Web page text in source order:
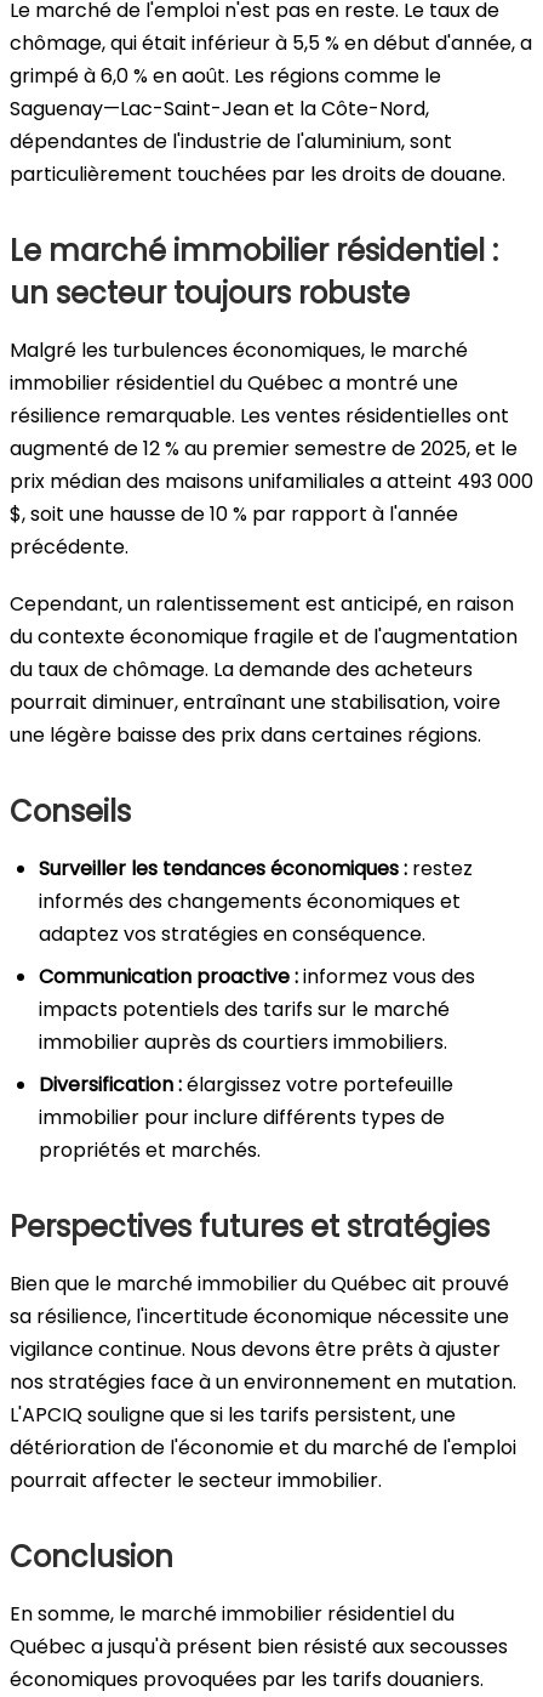
Le marché de l'emploi n'est pas en reste. Le taux de
chômage, qui était inférieur à 5,5 % en début d'année, a
grimpé à 6,0 % en août. Les régions comme le
Saguenay—Lac-Saint-Jean et la Côte-Nord,
dépendantes de l'industrie de l'aluminium, sont
particulièrement touchées par les droits de douane.
Le marché immobilier résidentiel :
un secteur toujours robuste
Malgré les turbulences économiques, le marché
immobilier résidentiel du Québec a montré une
résilience remarquable. Les ventes résidentielles ont
augmenté de 12 % au premier semestre de 2025, et le
prix médian des maisons unifamiliales a atteint 493 000
$, soit une hausse de 10 % par rapport à l'année
précédente.
Cependant, un ralentissement est anticipé, en raison
du contexte économique fragile et de l'augmentation
du taux de chômage. La demande des acheteurs
pourrait diminuer, entraînant une stabilisation, voire
une légère baisse des prix dans certaines régions.
Conseils
Surveiller les tendances économiques : restez
informés des changements économiques et
adaptez vos stratégies en conséquence.
Communication proactive :informez vous des
impacts potentiels des tarifs sur le marché
immobilier auprès ds courtiers immobiliers.
Diversification :élargissez votre portefeuille
immobilier pour inclure différents types de
propriétés et marchés.
Perspectives futures et stratégies
Bien que le marché immobilier du Québec ait prouvé
sa résilience, l'incertitude économique nécessite une
vigilance continue. Nous devons être prêts à ajuster
nos stratégies face à un environnement en mutation.
L'APCIQ souligne que si les tarifs persistent, une
détérioration de l'économie et du marché de l'emploi
pourrait affecter le secteur immobilier.
Conclusion
En somme, le marché immobilier résidentiel du
Québec a jusqu'à présent bien résisté aux secousses
économiques provoquées par les tarifs douaniers.